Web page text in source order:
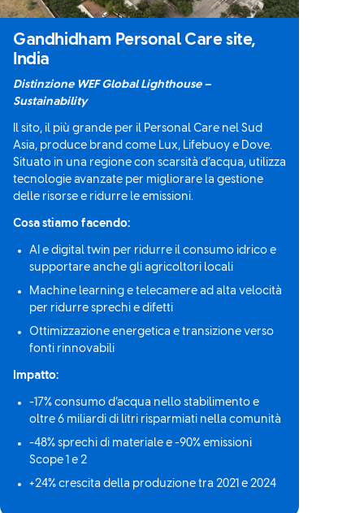
Gandhidham Personal Care site,
India
Distinzione WEF Global Lighthouse –
Sustainability
Il sito, il più grande per il Personal Care nel Sud
Asia, produce brand come Lux, Lifebuoy e Dove.
Situato in una regione con scarsità d’acqua, utilizza
tecnologie avanzate per migliorare la gestione
delle risorse e ridurre le emissioni.
Cosa stiamo facendo:
AI e digital twin per ridurre il consumo idrico e
supportare anche gli agricoltori locali
Machine learning e telecamere ad alta velocità
per ridurre sprechi e difetti
Ottimizzazione energetica e transizione verso
fonti rinnovabili
Impatto:
-17% consumo d’acqua nello stabilimento e
oltre 6 miliardi di litri risparmiati nella comunità
-48% sprechi di materiale e -90% emissioni
Scope 1 e 2
+24% crescita della produzione tra 2021 e 2024